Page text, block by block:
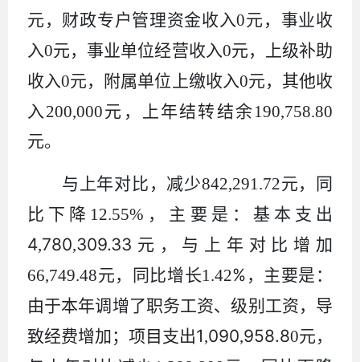
元， 财政专户管理资金收入0元 ， 事业收
入0元，事业单位经营收入0元，上级补助
收入0元，附属单位上缴收入0元，其他收
入 200,000元 ， 上年结转结余190,758.80
元。
与上年对比，减少842,291.72元，同
比下降 12.55% ， 主要是：基本支出
4,780,309.33 元，与上年对比增加
66,749.48元，同比增长1.42% ，主要是：
由于本年调增了职务工资、级别工资， 导
致经费增加；项目支出1,090,958.80元，